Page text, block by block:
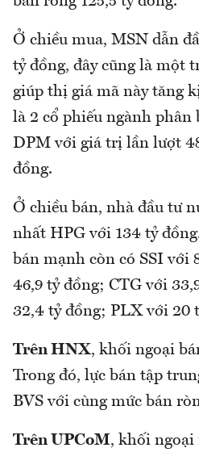
Ở chiều mua, MSN dẫn
tỷ đồng, đây cũng là một
giúp thị giá mã này tăng
là 2 cổ phiếu ngành phân
DPM với giá trị lần lượt
đồng.
Ở chiều bán, nhà đầu tư
nhất HPG với 134 tỷ
bán mạnh còn có SSI với
46,9 tỷ đồng; CTG với
32,4 tỷ đồng; PLX với 20
Trên HNX, khối ngoại
Trong đó, lực bán tập
BVS với cùng mức bán
Trên UPCoM, khối ngoại